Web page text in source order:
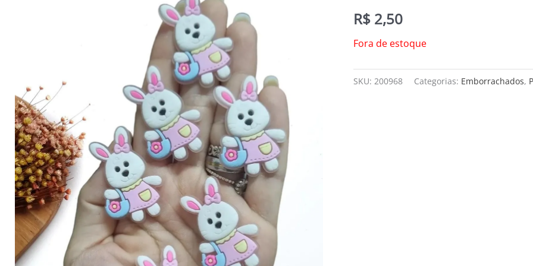
R$ 2,50
Fora de estoque
SKU:200968 Categorias: Emborrachados,